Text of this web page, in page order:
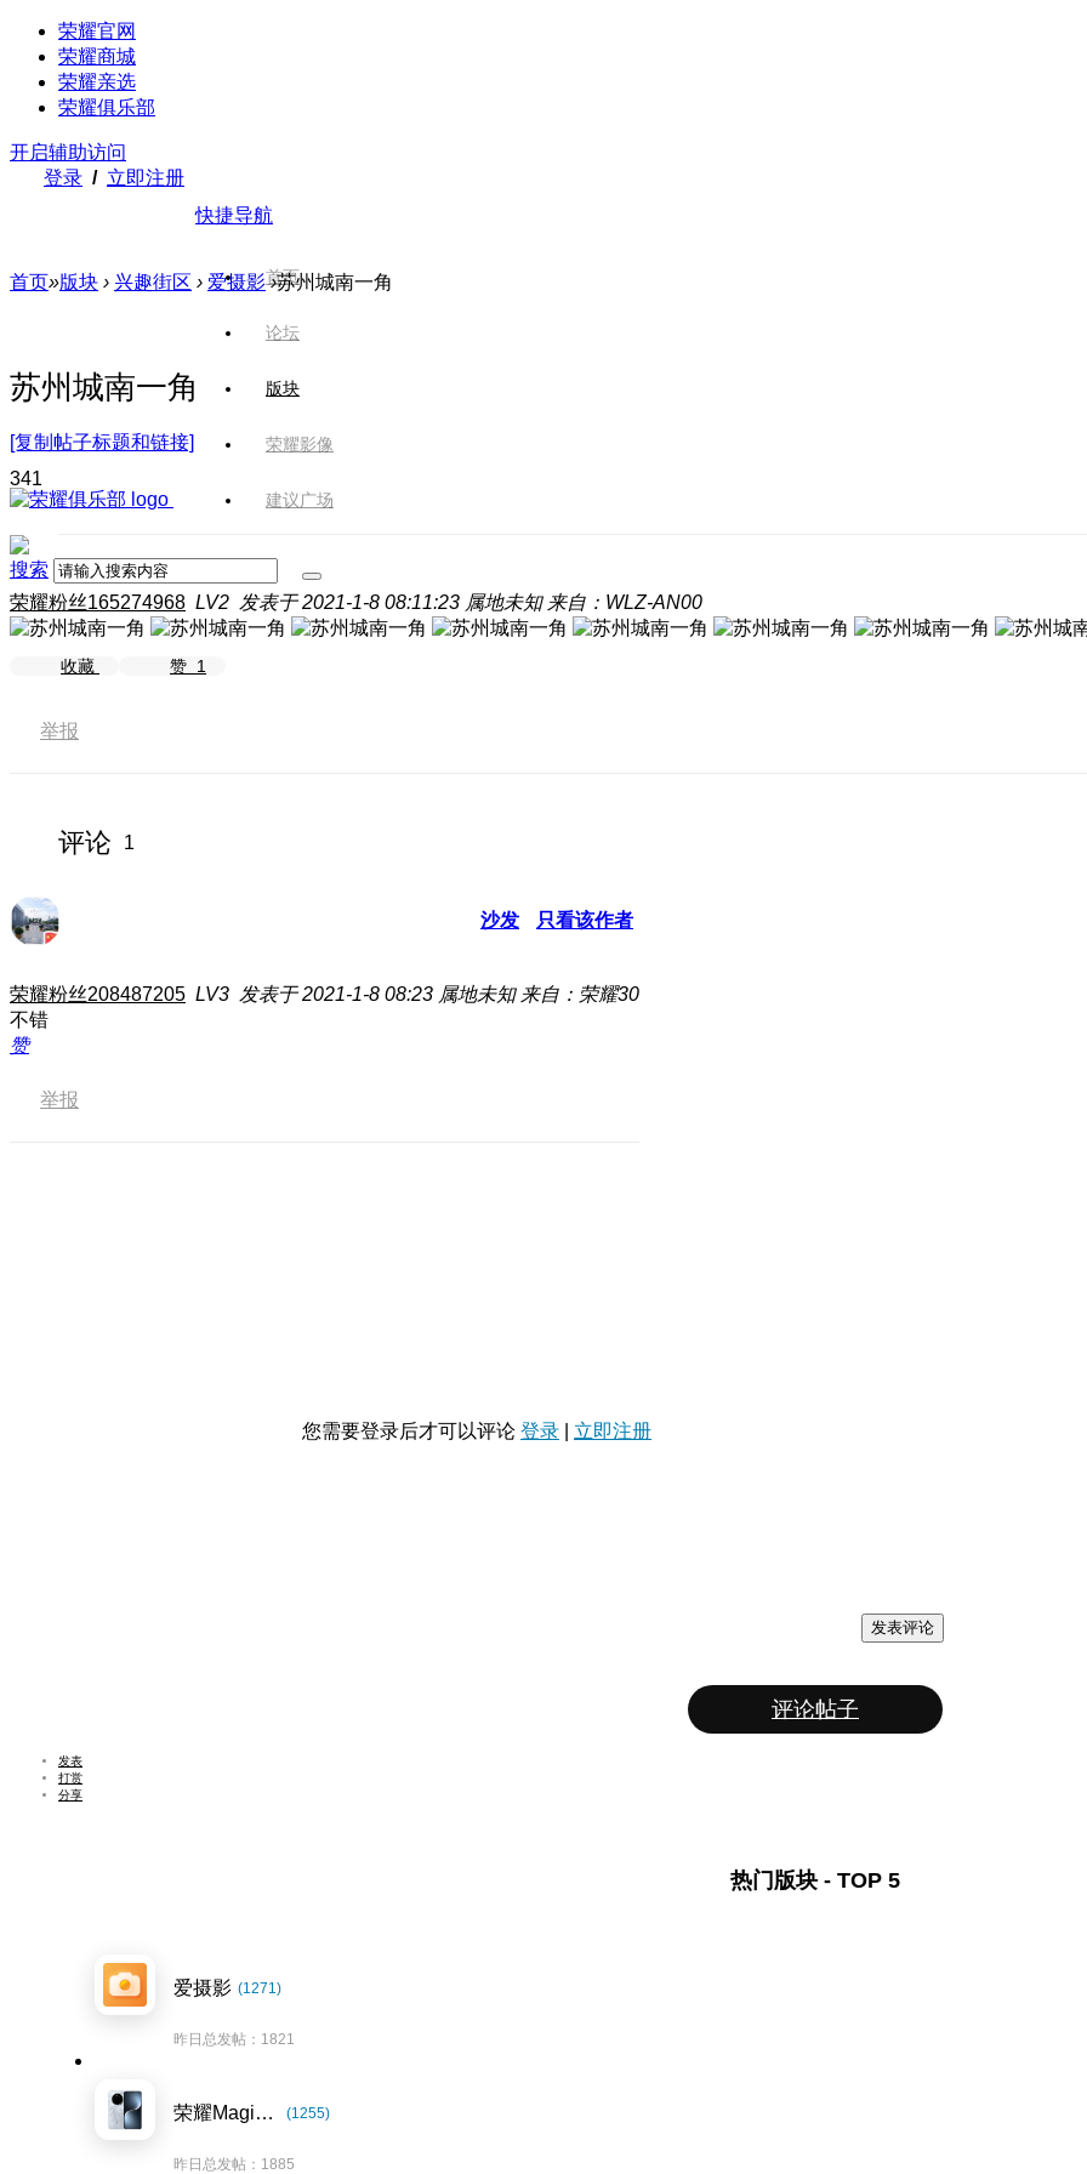
荣耀官网
荣耀商城
荣耀亲选
荣耀俱乐部
开启辅助访问
登录 / 立即注册
快捷导航
首页
论坛
版块
荣耀影像
建议广场
搜索
首页»版块 › 兴趣街区 › 爱摄影 ›苏州城南一角
苏州城南一角
[复制帖子标题和链接]
341
荣耀粉丝165274968 LV2 发表于 2021-1-8 08:11:23 属地未知 来自：WLZ-AN00
收藏 赞 1
举报
评论 1
沙发 只看该作者
荣耀粉丝208487205 LV3 发表于 2021-1-8 08:23 属地未知 来自：荣耀30
不错
赞
举报
您需要登录后才可以评论 登录 立即注册
发表评论
评论帖子
发表
打赏
分享
热门版块 - TOP 5
爱摄影 (1271)
昨日总发帖：1821
荣耀Magic7系列 (1255)
昨日总发帖：1885